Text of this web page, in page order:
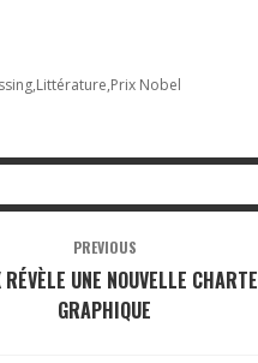
Littérature Prix Nobel
PREVIOUS
UNE NOUVELLE CHARTE
GRAPHIQUE